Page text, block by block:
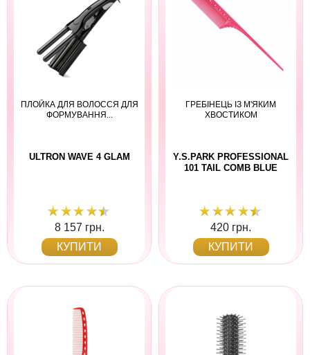
ПЛОЙКА ДЛЯ ВОЛОССЯ ДЛЯ
ФОРМУВАННЯ...
ULTRON WAVE 4 GLAM
8 157 грн.
КУПИТИ
ГРЕБІНЕЦЬ ІЗ М'ЯКИМ
ХВОСТИКОМ
Y.S.PARK PROFESSIONAL
101 TAIL COMB BLUE
420 грн.
КУПИТИ